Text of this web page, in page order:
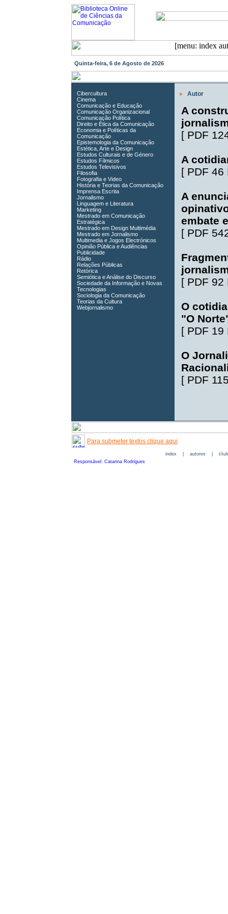
Quinta-feira, 6 de Agosto de 2026
Cibercultura
Cinema
Comunicação e Educação
Comunicação Organizacional
Comunicação Política
Direito e Ética da Comunicação
Economia e Políticas da
Comunicação
Epistemologia da Comunicação
Estética, Arte e Design
Estudos Culturais e de Género
Estudos Fílmicos
Estudos Televisivos
Filosofia
Fotografia e Video
História e Teorias da Comunicação
Imprensa Escrita
Jornalismo
Linguagem e Literatura
Marketing
Mestrado em Comunicação
Estratégica
Mestrado em Design Multimédia
Mestrado em Jornalismo
Multimedia e Jogos Electrónicos
Opinião Pública e Audiências
Publicidade
Rádio
Relações Públicas
Retórica
Semiótica e Análise do Discurso
Sociedade da Informação e Novas
Tecnologias
Sociologia da Comunicação
Teorias da Cultura
Webjornalismo
» Autor
A
[ PDF
A
[ PDF 46
A
embate
[ PDF
[ PDF 92
O
"O
[ PDF 19
O
[ PDF
Para submeter textos clique aqui
index| autores|